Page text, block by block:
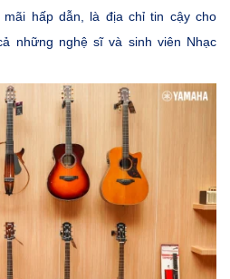
mãi hấp dẫn, là địa chỉ tin cậy cho
những nghệ sĩ và sinh viên Nhạc